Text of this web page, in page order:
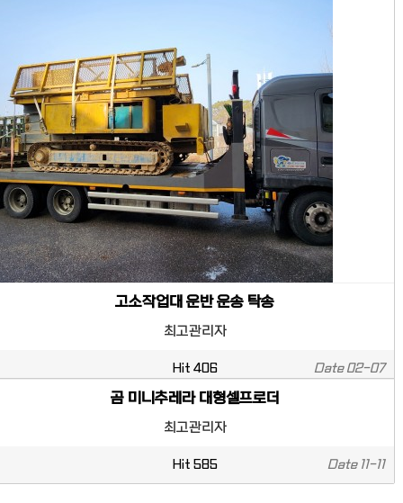
고소작업대 운반 운송 탁송
최고관리자
Hit 406 Date02-07
곰 미니추레라 대형셀프로더
최고관리자
Hit 585 Date11-11